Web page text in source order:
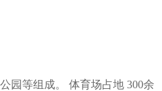
园等组成。 体育场占地 300余